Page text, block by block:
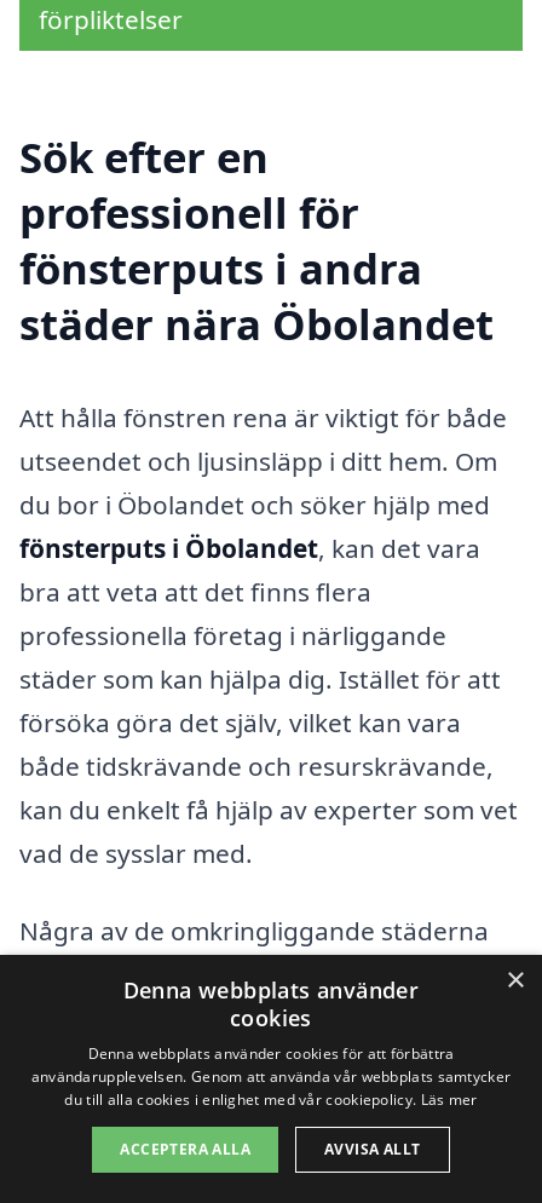
förpliktelser
Sök efter en
professionell för
fönsterputs i andra
städer nära Öbolandet
Att hålla fönstren rena är viktigt för både
utseendet och ljusinsläpp i ditt hem. Om
du bor i Öbolandet och söker hjälp med
fönsterputs i Öbolandet, kan det vara
bra att veta att det finns flera
professionella företag i närliggande
städer som kan hjälpa dig. Istället för att
försöka göra det själv, vilket kan vara
både tidskrävande och resurskrävande,
kan du enkelt få hjälp av experter som vet
vad de sysslar med.
Några av de omkringliggande städerna
där du kan hitta kvalificerade
fönsterputsare inkluderar:
Trosa
Vagnhärad
×
Denna webbplats använder
cookies
Denna webbplats använder cookies för att förbättra
användarupplevelsen. Genom att använda vår webbplats samtycker
du till alla cookies i enlighet med vår cookiepolicy. Läs mer
ACCEPTERA ALLA AVVISA ALLT